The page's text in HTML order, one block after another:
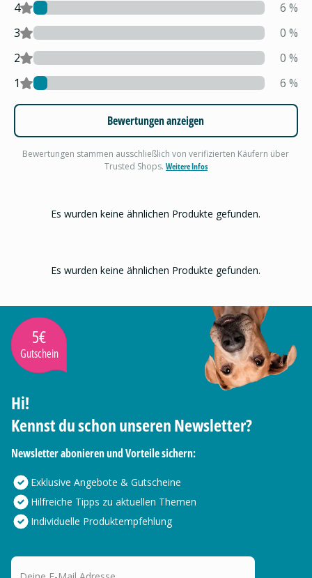
4 6 %
3
0 %
2
0 %
1
6 %
Bewertungen anzeigen
Bewertungen stammen ausschließlich von verifizierten Käufern über
Trusted Shops. Weitere Infos
Es wurden keine ähnlichen Produkte gefunden.
Es wurden keine ähnlichen Produkte gefunden.
5€
Gutschein
Hi!
Kennst du schon unseren Newsletter?
Newsletter abonieren und Vorteile sichern:
Exklusive Angebote & Gutscheine
Hilfreiche Tipps zu aktuellen Themen
Individuelle Produktempfehlung
Deine E-Mail Adresse